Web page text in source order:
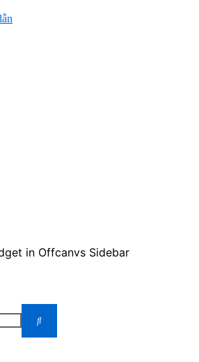
in Offcanvs Sidebar